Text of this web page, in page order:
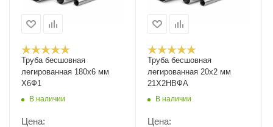
Труба бесшовная
легированная 180х6 мм
Х6Ф1
В наличии
Цена:
Труба бесшовная
легированная 20х2 мм
21Х2НВФА
В наличии
Цена: